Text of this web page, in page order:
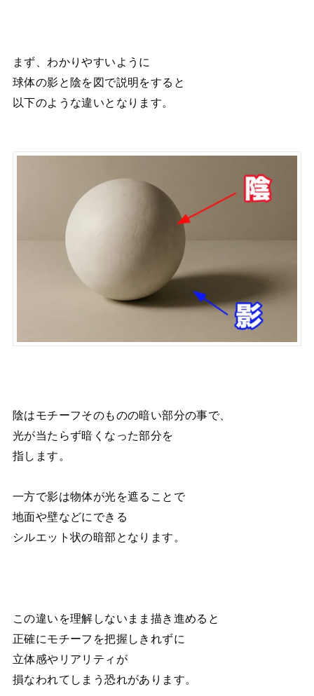
まず、わかりやすいように
球体の影と陰を図で説明をすると
以下のような違いとなります。
陰はモチーフそのものの暗い部分の事で、
光が当たらず暗くなった部分を
指します。
一方で影は物体が光を遮ることで
地面や壁などにできる
シルエット状の暗部となります。
この違いを理解しないまま描き進めると
正確にモチーフを把握しきれずに
立体感やリアリティが
損なわれてしまう恐れがあります。